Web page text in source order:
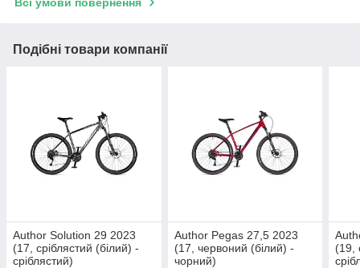
Всі умови повернення
Подібні товари компанії
Author Solution 29 2023
(17, сріблястий (білий) -
сріблястий)
Author Pegas 27,5 2023
(17, червоний (білий) -
чорний)
(19,